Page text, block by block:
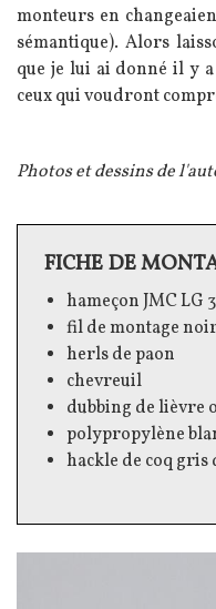
monteurs en
sémantique). Alors
que je lui ai donné il y
ceux qui voudront
Photos et dessins de
Texte
FICHE DE
hameçon JMC LG
fil de montage
herls de paon
chevreuil
dubbing de lièvre
polypropylène
hackle de coq gris